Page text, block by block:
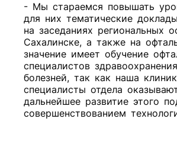
- Мы стараемся повышать
для них тематические
на заседаниях региональных
Сахалинске, а также на
значение имеет обучение
специалистов
болезней, так как наша
специалисты отдела
дальнейшее развитие этого
совершенствованием